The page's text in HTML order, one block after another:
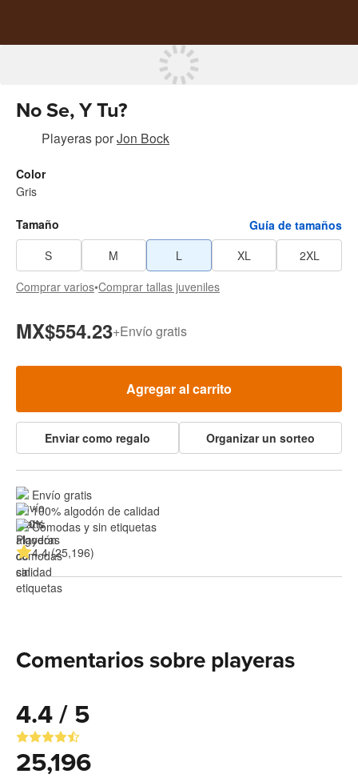
No Se, Y Tu?
PlayerasporJon Bock
Color
Gris
Tamaño
Guía de tamaños
S
M L XL
2XL
Comprar varios•Comprar tallas juveniles
MX$554.23+Envío gratis
Agregar al carrito
Enviar como regalo Organizar un sorteo
Envío gratis
100% algodón de calidad
Cómodas y sin etiquetas
4.4 (25,196)
Comentarios sobre playeras
4.4 / 5
25,196